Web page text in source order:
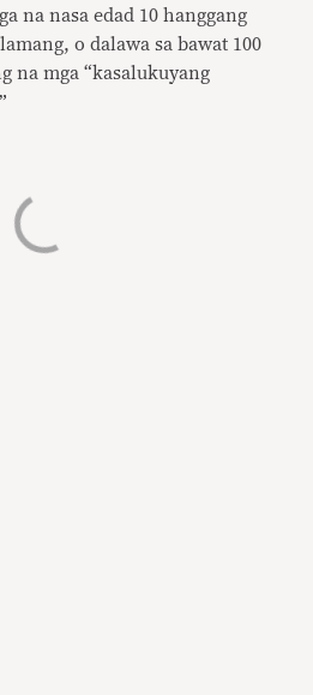
na nasa edad 10 hanggang
o dalawa sa bawat 100
na mga “kasalukuyang